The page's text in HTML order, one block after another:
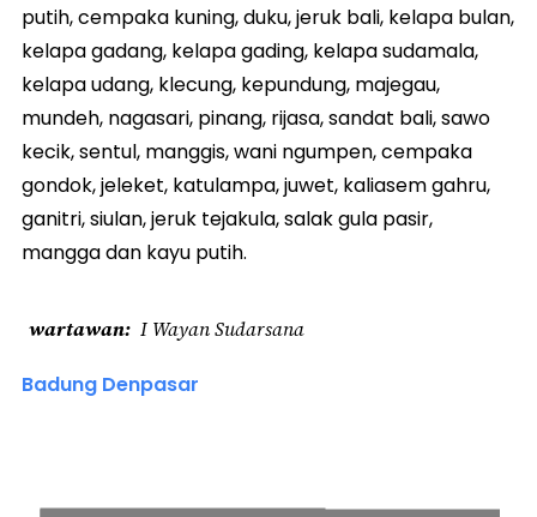
putih, cempaka kuning, duku, jeruk bali, kelapa bulan,
kelapa gadang, kelapa gading, kelapa sudamala,
kelapa udang, klecung, kepundung, majegau,
mundeh, nagasari, pinang, rijasa, sandat bali, sawo
kecik, sentul, manggis, wani ngumpen, cempaka
gondok, jeleket, katulampa, juwet, kaliasem gahru,
ganitri, siulan, jeruk tejakula, salak gula pasir,
mangga dan kayu putih.
wartawan I Wayan Sudarsana
Badung Denpasar